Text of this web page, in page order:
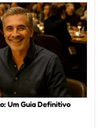
Pizzaria:
tradição
em
pizza
artesanal
forno
à
Um Guia Definitivo